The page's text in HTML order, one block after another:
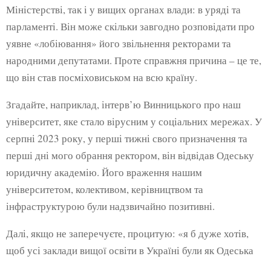
Міністерстві, так і у вищих органах влади: в уряді та
парламенті. Він може скільки завгодно розповідати про
уявне «лобіювання» його звільнення ректорами та
народними депутатами. Проте справжня причина – це те,
що він став посміховиськом на всю країну.
Згадайте, наприклад, інтерв’ю Винницького про наш
університет, яке стало вірусним у соціальних мережах. У
серпні 2023 року, у перші тижні свого призначення та
перші дні мого обрання ректором, він відвідав Одеську
юридичну академію. Його враження нашим
університетом, колективом, керівництвом та
інфраструктурою були надзвичайно позитивні.
Далі, якщо не заперечуєте, процитую: «я б дуже хотів,
щоб усі заклади вищої освіти в Україні були як Одеська